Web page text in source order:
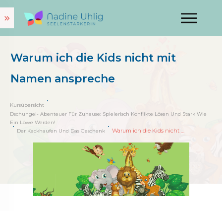
Warum ich die Kids nicht mit
Namen anspreche
Kursübersicht
Dschungel- Abenteuer Für Zuhause: Spielerisch Konflikte Lösen Und Stark Wie
Ein Löwe Werden!
Der Kackhaufen Und Das Geschenk
Warum ich die Kids nicht mit Namen anspreche